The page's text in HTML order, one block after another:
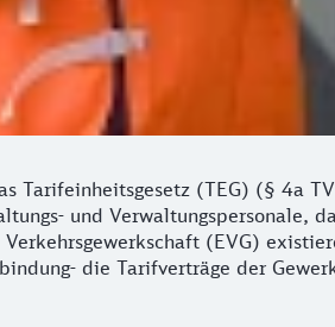
(TEG) (§ 4a
und Verwaltungspersonale,
(EVG)
die Tarifverträge der